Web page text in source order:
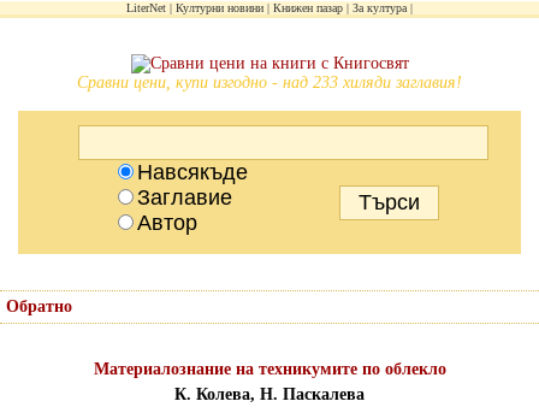
LiterNet Културни новини Книжен пазар За култура
Сравни цени, купи изгодно - над 233 хиляди заглавия!
Навсякъде
Заглавие
Автор
Обратно
Материалознание на техникумите по облекло
К. Колева, Н. Паскалева